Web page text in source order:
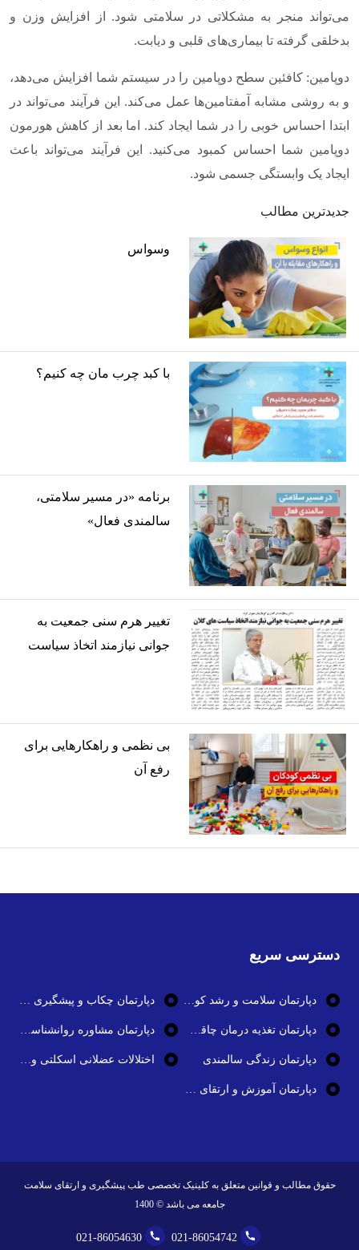
می‌تواند منجر به مشکلاتی در سلامتی شود. از افزایش وزن و
بدخلقی گرفته تا بیماری‌های قلبی و دیابت.
دوپامین: کافئین سطح دوپامین را در سیستم شما افزایش می‌دهد،
و به روشی مشابه آمفتامین‌ها عمل می‌کند. این فرآیند می‌تواند در
ابتدا احساس خوبی را در شما ایجاد کند. اما بعد از کاهش هورمون
دوپامین شما احساس کمبود می‌کنید. این فرآیند می‌تواند باعث
ایجاد یک وابستگی جسمی‌ شود.
جدیدترین مطالب
وسواس
با کبد چرب مان چه کنیم؟
برنامه «در مسیر سلامتی،
سالمندی فعال»
تغییر هرم سنی جمعیت به
جوانی نیازمند اتخاذ سیاست
بی نظمی و راهکارهایی برای
رفع آن
دسترسی سریع
دپارتمان سلامت و رشد کودک دپارتمان چکاب و پیشگیری از بیماری ها
دپارتمان تغذیه درمان چاقی و تناسب اندام دپارتمان مشاوره روانشناسی و سلامت روان
دپارتمان زندگی سالمندی اختلالات عضلانی اسکلتی و بیماری های استخوان و مفاصل
دپارتمان آموزش و ارتقای سلامت
حقوق مطالب و قوانین متعلق به کلینیک تخصصی طب پیشگیری و ارتقای سلامت
جامعه می باشد ©1400
021-86054742
021-86054630